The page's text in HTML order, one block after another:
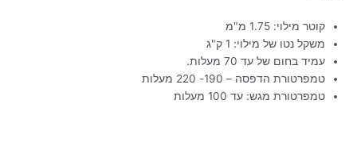
קוטר מילוי: 1.75 מ"מ
משקל נטו של מילוי: 1 ק"ג
עמיד בחום של עד 70 מעלות.
טמפרטורת הדפסה – 190- 220 מעלות
טמפרטורת מגש: עד 100 מעלות